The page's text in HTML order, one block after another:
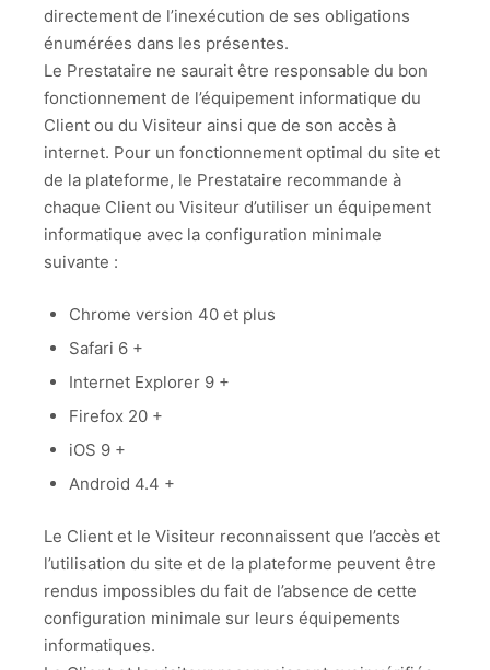
directement de l’inexécution de ses obligations
énumérées dans les présentes.
Le Prestataire ne saurait être responsable du bon
fonctionnement de l’équipement informatique du
Client ou du Visiteur ainsi que de son accès à
internet. Pour un fonctionnement optimal du site et
de la plateforme, le Prestataire recommande à
chaque Client ou Visiteur d’utiliser un équipement
informatique avec la configuration minimale
suivante :
Chrome version 40 et plus
Safari 6 +
Internet Explorer 9 +
Firefox 20 +
iOS 9 +
Android 4.4 +
Le Client et le Visiteur reconnaissent que l’accès et
l’utilisation du site et de la plateforme peuvent être
rendus impossibles du fait de l’absence de cette
configuration minimale sur leurs équipements
informatiques.